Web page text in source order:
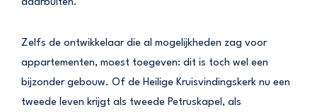
daarbuiten.
Zelfs de ontwikkelaar die al mogelijkheden zag voor
appartementen, moest toegeven: dit is toch wel een
bijzonder gebouw. Of de Heilige Kruisvindingskerk nu een
tweede leven krijgt als tweede Petruskapel, als